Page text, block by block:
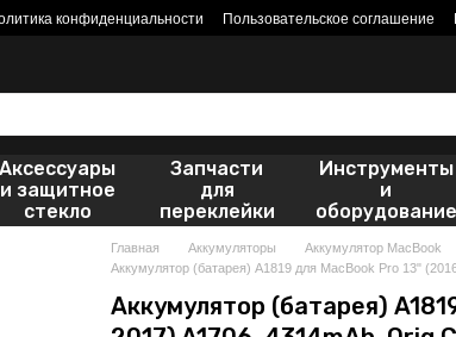
конфиденциальности Пользовательское соглашение
Аксессуары
и защитное
стекло
Запчасти
для
переклейки
Инструменты
и
оборудование
Главная Аккумуляторы
Аккумулятор MacBook
Аккумулятор (батарея) A1819 для MacBook Pro 13"
Аккумулятор (батарея)